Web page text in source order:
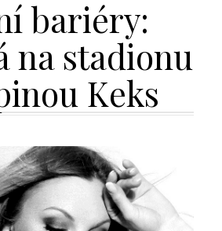
bariéry:
na stadionu
Keks